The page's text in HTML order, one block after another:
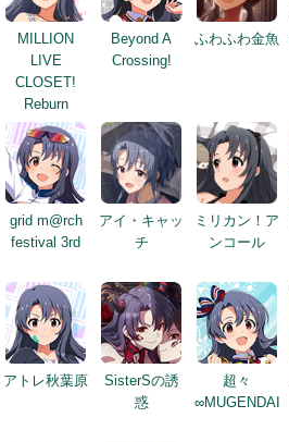
MILLION
LIVE
CLOSET!
Reburn
Beyond A
Crossing!
ふわふわ金魚
grid m@rch
festival 3rd
アイ・キャッ
チ
ミリカン！ア
ンコール
アトレ秋葉原
SisterSの誘
惑
超々
∞MUGENDAI